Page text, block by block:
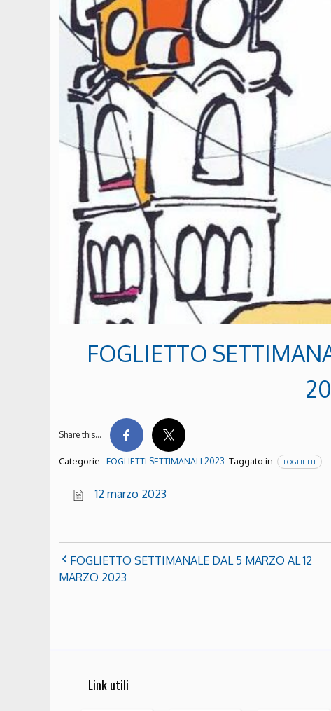
FOGLIETTO
Share this…
Categorie: FOGLIETTI SETTIMANALI 2023 Taggato in: FOGLIETTI
12 marzo 2023
FOGLIETTO SETTIMANALE DAL 5 MARZO AL 12
MARZO 2023
Link utili